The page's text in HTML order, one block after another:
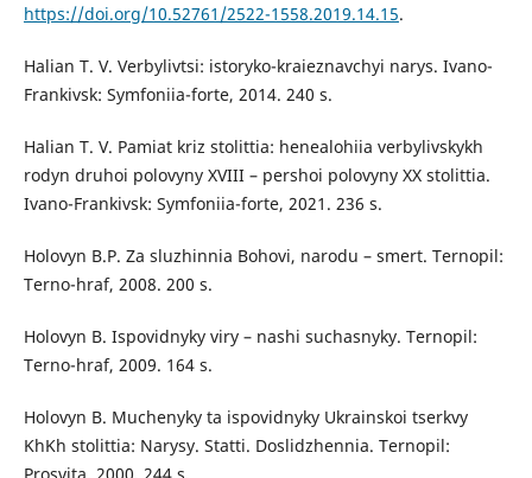
https://doi.org/10.52761/2522-1558.2019.14.15.
Halian T. V. Verbylivtsi: istoryko-kraieznavchyi narys. Ivano-
Frankivsk: Symfoniia-forte, 2014. 240 s.
Halian T. V. Pamiat kriz stolittia: henealohiia verbylivskykh
rodyn druhoi polovyny XVIII – pershoi polovyny XX stolittia.
Ivano-Frankivsk: Symfoniia-forte, 2021. 236 s.
Holovyn B.P. Za sluzhinnia Bohovi, narodu – smert. Ternopil:
Terno-hraf, 2008. 200 s.
Holovyn B. Ispovidnyky viry – nashi suchasnyky. Ternopil:
Terno-hraf, 2009. 164 s.
Holovyn B. Muchenyky ta ispovidnyky Ukrainskoi tserkvy
KhKh stolittia: Narysy. Statti. Doslidzhennia. Ternopil:
Prosvita, 2000. 244 s.